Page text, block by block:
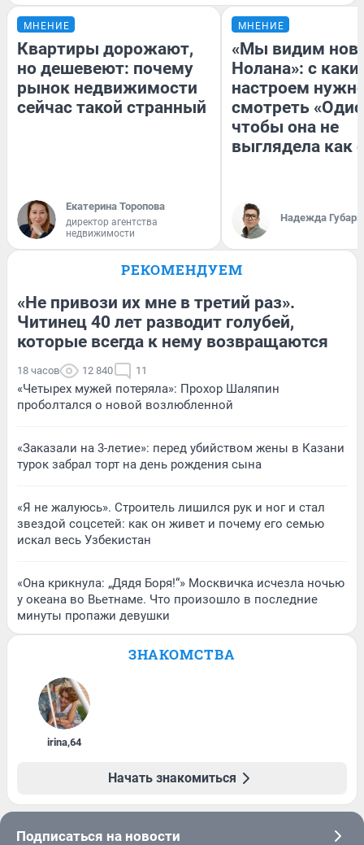
МНЕНИЕ
Квартиры дорожают,
но дешевеют: почему
рынок недвижимости
сейчас такой странный
Екатерина Торопова
директор агентства
недвижимости
МНЕНИЕ
«Мы видим
Нолана»: с
настроем
смотреть
чтобы она не
выглядела как
Надежда Губарь
РЕКОМЕНДУЕМ
«Не привози их мне в третий раз».
Читинец 40 лет разводит голубей,
которые всегда к нему возвращаются
18 часов 12 840 11
«Четырех мужей потеряла»: Прохор Шаляпин
проболтался о новой возлюбленной
«Заказали на 3-летие»: перед убийством жены в Казани
турок забрал торт на день рождения сына
«Я не жалуюсь». Строитель лишился рук и ног и стал
звездой соцсетей: как он живет и почему его семью
искал весь Узбекистан
«Она крикнула: „Дядя Боря!“» Москвичка исчезла ночью
у океана во Вьетнаме. Что произошло в последние
минуты пропажи девушки
ЗНАКОМСТВА
irina,64
Начать знакомиться
Подписаться на новости